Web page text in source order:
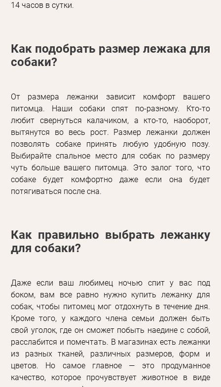
14 часов в сутки.
Как подобрать размер лежака для
собаки?
От размера лежанки зависит комфорт вашего
питомца. Наши собаки спят по-разному. Кто-то
любит свернуться калачиком, а кто-то, наоборот,
вытянутся во весь рост. Размер лежанки должен
позволять собаке принять любую удобную позу.
Выбирайте спальное место для собак по размеру
чуть больше вашего питомца. Это залог того, что
собаке будет комфортно даже если она будет
потягиваться после сна.
Как правильно выбрать лежанку
для собаки?
Даже если ваш любимец ночью спит у вас под
боком, вам все равно нужно купить лежанку для
собак, чтобы питомец мог отдохнуть в течение дня.
Кроме того, у каждого члена семьи должен быть
свой уголок, где он сможет побыть наедине с собой,
расслабится и помечтать. В магазинах есть лежанки
из разных тканей, различных размеров, форм и
цветов. Но самое главное — это продуманное
качество, которое прочувствует животное в виде